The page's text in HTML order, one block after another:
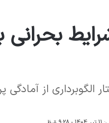
بحرانی
از آمادگی